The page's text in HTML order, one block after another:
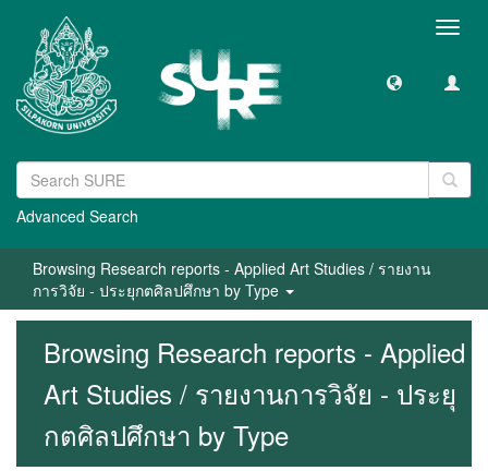
Advanced Search
Browsing Research reports - Applied Art Studies / รายงาน
การวิจัย - ประยุกตศิลปศึกษา by Type
Browsing Research reports - Applied
Art Studies / รายงานการวิจัย - ประยุ
กตศิลปศึกษา by Type